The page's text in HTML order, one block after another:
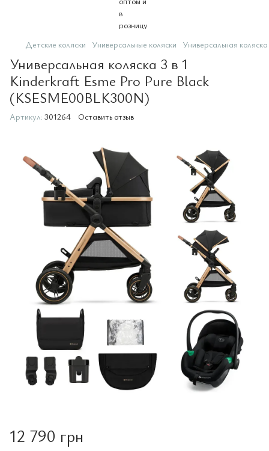
Детские коляски Универсальные коляски Универсальная
Универсальная коляска 3 в 1
Kinderkraft Esme Pro Pure Black
(KSESME00BLK300N)
Артикул: 301264 Оставить отзыв
12 790 грн